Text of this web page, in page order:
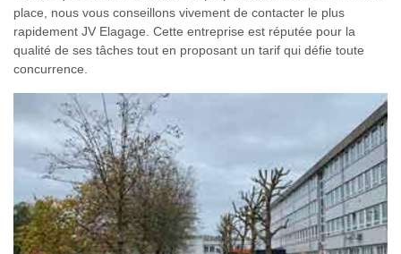
place, nous vous conseillons vivement de contacter le plus
rapidement JV Elagage. Cette entreprise est réputée pour la
qualité de ses tâches tout en proposant un tarif qui défie toute
concurrence.